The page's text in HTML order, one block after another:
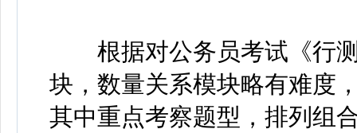
根据对公务员考试《行测
块，数量关系模块略有难度
其中重点考察题型，排列组